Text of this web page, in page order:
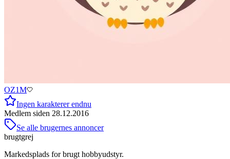
OZ1M
Ingen karakterer endnu
Medlem siden 28.12.2016
Se alle brugernes annoncer
brugtgrej
Markedsplads for brugt hobbyudstyr.